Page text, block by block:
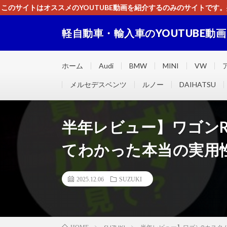
このサイトはオススメのYOUTUBE動画を紹介するのみのサイトです
軽自動車・輸入車のYOUTUBE動
ホーム Audi BMW MINI VW
メルセデスベンツ ルノー DAIHATSU
半年レビュー】ワゴン
てわかった本当の実用
2025.12.06 SUZUKI